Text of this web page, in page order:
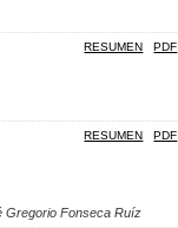
RESUMEN PDF
RESUMEN PDF
Gregorio Fonseca Ruíz